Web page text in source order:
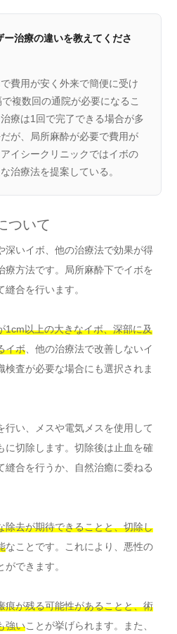
治療の違いを教えてくださ
費用が安く外来で簡便に受け
複数回の通院が必要になるこ
療は1回で完了できる場合が多
が、局所麻酔が必要で費用が
イシークリニックではイボの
治療法を提案している。
ついて
深いイボ、他の治療法で効果が得
療方法です。局所麻酔下でイボを
合を行います。
1cm以上の大きなイボ、深部に及
イボ 、他の治療法で改善しないイ
検査が必要な場合にも選択されま
行い、メスや電気メスを使用して
に切除します。切除後は止血を確
縫合を行うか、自然治癒に委ねる
除去が期待できることと、切除し
なことです。これにより、悪性の
できます。
痕が残る可能性があることと、術
強いことが挙げられます。また、